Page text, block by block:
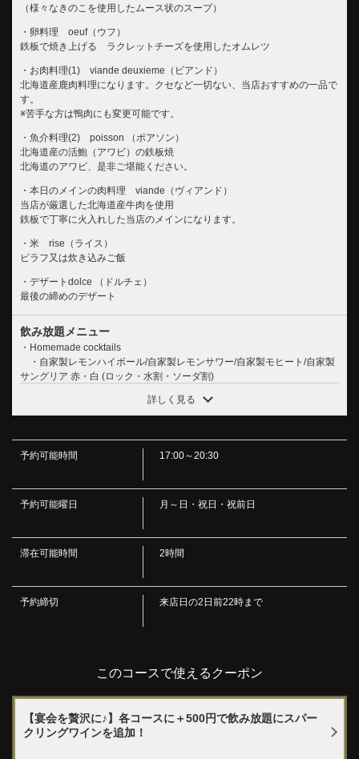
（様々なきのこを使用したムース状のスープ）
・卵料理 oeuf（ウフ）
鉄板で焼き上げる ラクレットチーズを使用したオムレツ
・お肉料理(1) viande deuxieme（ビアンド）
北海道産鹿肉料理になります。クセなど一切ない、当店おすすめの一品で
す。
※苦手な方は鴨肉にも変更可能です。
・魚介料理(2) poisson （ポアソン）
北海道産の活鮑（アワビ）の鉄板焼
北海道のアワビ、是非ご堪能ください。
・本日のメインの肉料理 viande（ヴィアンド）
当店が厳選した北海道産牛肉を使用
鉄板で丁寧に火入れした当店のメインになります。
・米 rise（ライス）
ピラフ又は炊き込みご飯
・デザートdolce （ドルチェ）
最後の締めのデザート
飲み放題メニュー
・Homemade cocktails
・自家製レモンハイボール/自家製レモンサワー/自家製モヒート/自家製
サングリア 赤・白 (ロック・水割・ソーダ割)
・ジムビームハイボール/コーラハイボール/ジンジャーハイボール
・Beer
レモネードのパナシェ/【ビアカクテル】シャンディガフ
・Glass wine
・Wine cocktails
・オペレーター/キティ
イムサワー/梅酒
・翠ジンソーダ/ジントニック/ジンバック/オレンジブロッサム
・ピーチフィズ/ファジーネーブル/クーニャン/マリブオレンジ/マリブコ
・コカコーラ/ジンジャーエール/コーン茶/烏龍茶/緑茶/オレンジジュー
ス/グレープフルーツジュース
詳しく見る
予約可能時間 17:00～20:30
予約可能曜日 月～日・祝日・祝前日
滞在可能時間 2時間
予約締切 来店日の2日前22時まで
このコースで使えるクーポン
【宴会を贅沢に♪】各コースに＋500円で飲み放題にスパー
クリングワインを追加！
【◆十勝牛×活アワビ×道産鹿肉◆】燦燦贅沢8品コース ＜
鉄板居酒屋 燦燦 －SANSAN －
https://sansansapporo.owst.jp/courses/170993309
閉じる